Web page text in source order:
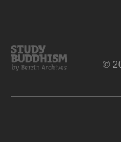
Study
Buddhism
©